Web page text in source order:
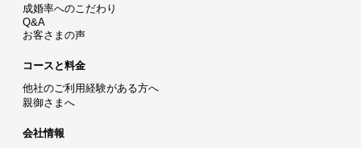
成婚率へのこだわり
Q&A
お客さまの声
コースと料金
他社のご利用経験がある方へ
親御さまへ
会社情報